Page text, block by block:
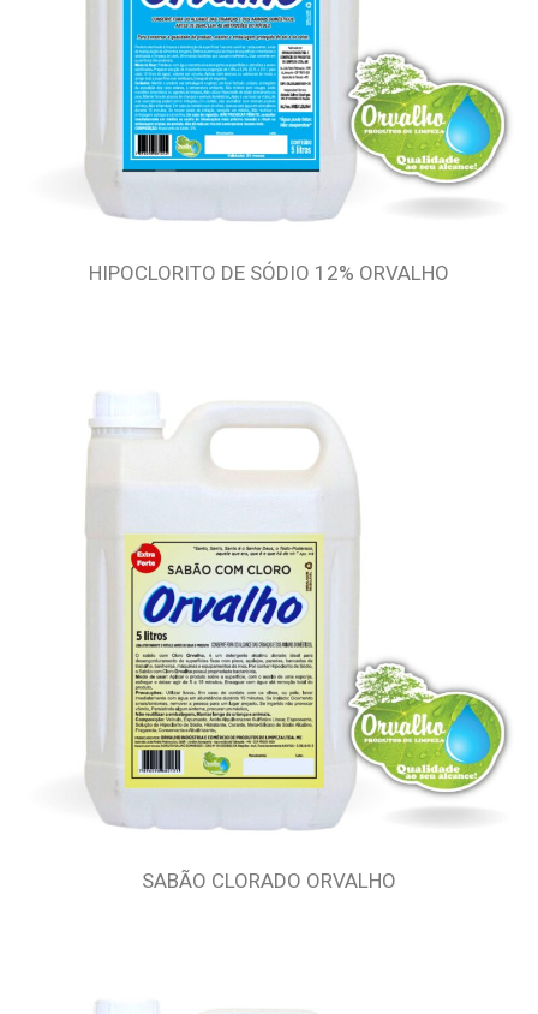
HIPOCLORITO DE SÓDIO 12% ORVALHO
SABÃO CLORADO ORVALHO